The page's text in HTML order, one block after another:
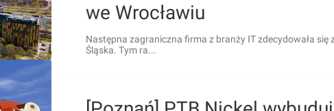
we Wrocławiu
Następna zagraniczna firma z branży IT zdecydowała
Śląska. Tym ra...